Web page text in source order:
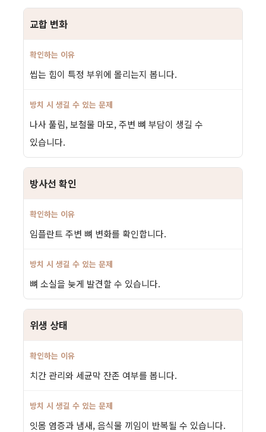
교합 변화
씹는 힘이 특정 부위에 몰리는지 봅니다.
나사 풀림, 보철물 마모, 주변 뼈 부담이 생길 수
있습니다.
방사선 확인
임플란트 주변 뼈 변화를 확인합니다.
뼈 소실을 늦게 발견할 수 있습니다.
위생 상태
치간 관리와 세균막 잔존 여부를 봅니다.
잇몸 염증과 냄새, 음식물 끼임이 반복될 수 있습니다.